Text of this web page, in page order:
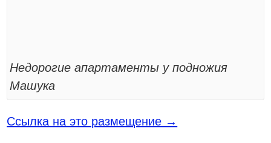
Недорогие апартаменты у подножия
Машука
Ссылка на это размещение →